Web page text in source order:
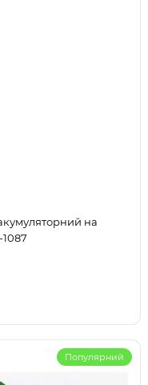
на
1087
Популярний